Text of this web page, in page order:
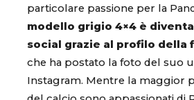
particolare passione per la
modello grigio 4×4 è
social grazie al profilo della
che ha postato la foto del suo
Instagram. Mentre la maggior